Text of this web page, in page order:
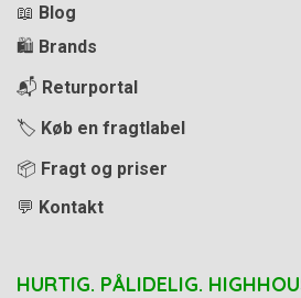
📖 Blog
🛍️ Brands
📬 Returportal
🏷️ Køb en fragtlabel
📦 Fragt og priser
💬 Kontakt
HURTIG. PÅLIDELIG.